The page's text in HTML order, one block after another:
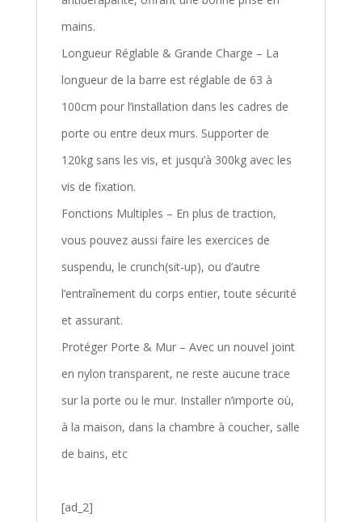
mains.
Longueur Réglable & Grande Charge – La
longueur de la barre est réglable de 63 à
100cm pour l’installation dans les cadres de
porte ou entre deux murs. Supporter de
120kg sans les vis, et jusqu’à 300kg avec les
vis de fixation.
Fonctions Multiples – En plus de traction,
vous pouvez aussi faire les exercices de
suspendu, le crunch(sit-up), ou d’autre
l’entraînement du corps entier, toute sécurité
et assurant.
Protéger Porte & Mur – Avec un nouvel joint
en nylon transparent, ne reste aucune trace
sur la porte ou le mur. Installer n’importe où,
à la maison, dans la chambre à coucher, salle
de bains, etc
[ad_2]